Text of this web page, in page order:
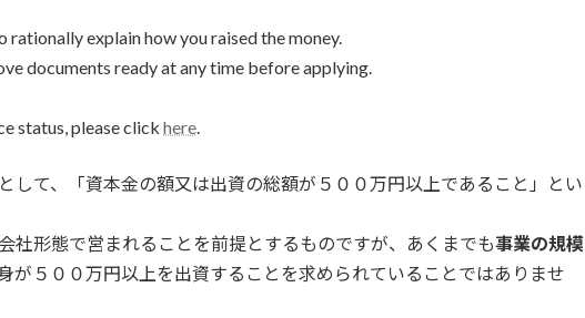
rationally explain how you raised the money.
documents ready at any time before applying.
status, please click here.
して、「資本金の額又は出資の総額が５００万円以上であること」とい
社形態で営まれることを前提とするものですが、あくまでも事業の規模
が５００万円以上を出資することを求められていることではありませ